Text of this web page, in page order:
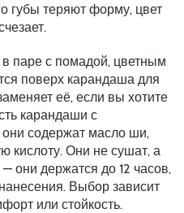
губы теряют форму, цвет
паре с помадой, цветным
поверх карандаша для
её, если вы хотите
карандаши с
содержат масло ши,
кислоту. Они не сушат, а
они держатся до 12 часов,
Выбор зависит
или стойкость.